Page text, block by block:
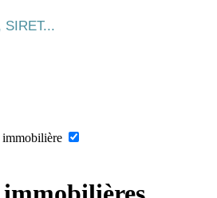
immobilière